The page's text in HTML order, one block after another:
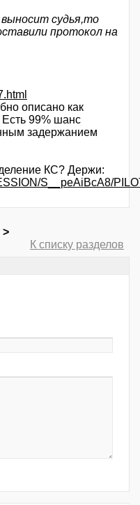
выносит судья,то
протокол на
описано как
Есть 99% шанс
задержанием
КС? Держи:
S__peAiBcA8/
>
К списку разделов